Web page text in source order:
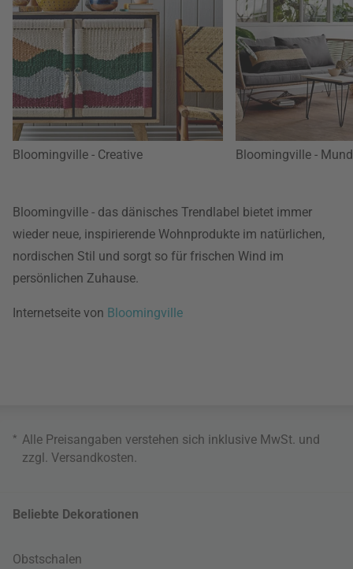
Bloomingville - Creative Bloomingville -
Bloomingville - das dänisches Trendlabel bietet immer
wieder neue, inspirierende Wohnprodukte im natürlichen,
nordischen Stil und sorgt so für frischen Wind im
persönlichen Zuhause.
Internetseite von Bloomingville
* Alle Preisangaben verstehen sich inklusive MwSt. und
zzgl. Versandkosten.
Beliebte Dekorationen
Obstschalen